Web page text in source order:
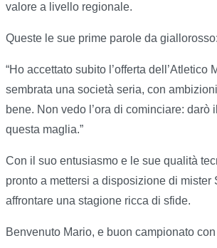
valore a livello regionale.
Queste le sue prime parole da giallorosso:
“Ho accettato subito l’offerta dell’Atletico
sembrata una società seria, con
bene. Non vedo l’ora di cominciare: darò
questa maglia.”
Con il suo entusiasmo e le sue qualità
pronto a mettersi a disposizione di mister
affrontare una stagione ricca di sfide.
Benvenuto Mario, e buon campionato